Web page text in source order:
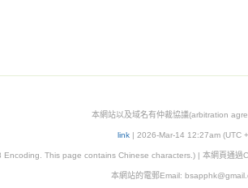
本網站以及域名有仲裁協議(arbitration
link| 2026-Mar-14 12:27am (UTC
Encoding. This page contains Chinese characters.) | 本網頁通過
本網站的電郵Email: